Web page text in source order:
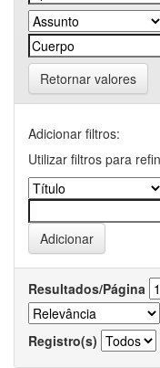
Retornar valores
Adicionar filtros:
Utilizar filtros para
Resultados/Página
Registro(s)